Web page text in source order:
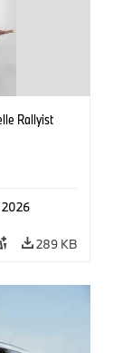
Rallyist
289 KB